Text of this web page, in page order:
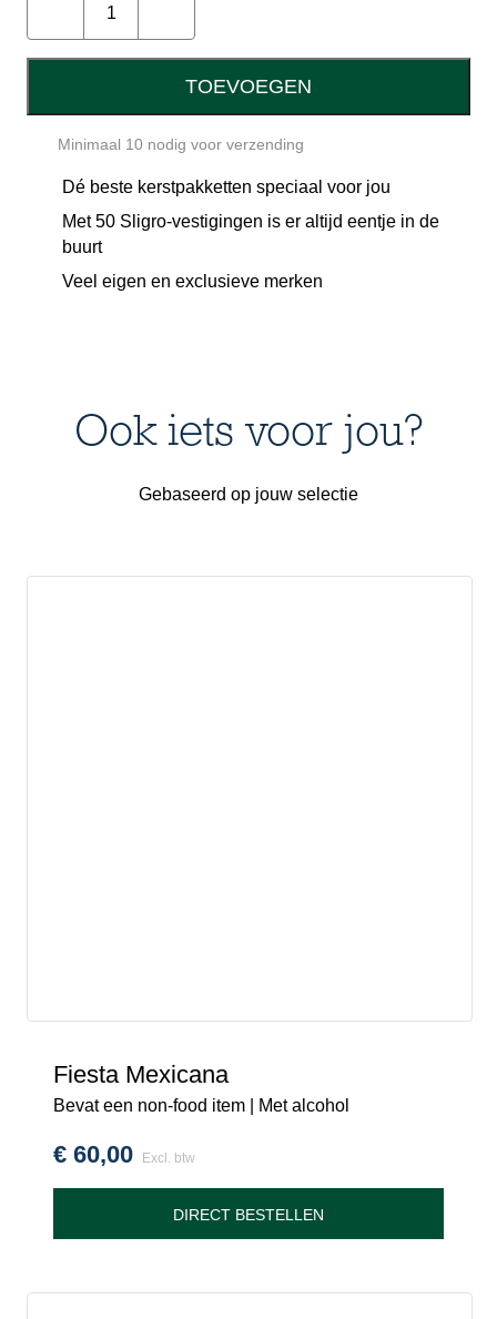
Unbranded popcorn zout 100 gram
Doos 39,5×32,5×16 cm
Sligro kwaliteitsgarantiekaart
Voordeelvouchers
Recharge
TOEVOEGEN
Minimaal 10 nodig voor verzending
Dé beste kerstpakketten speciaal voor jou
Met 50 Sligro-vestigingen is er altijd eentje in de
buurt
Veel eigen en exclusieve merken
Ook iets voor jou?
Gebaseerd op jouw selectie
Fiesta Mexicana
Bevat een non-food item | Met alcohol
€ 60,00 Excl. btw
DIRECT BESTELLEN